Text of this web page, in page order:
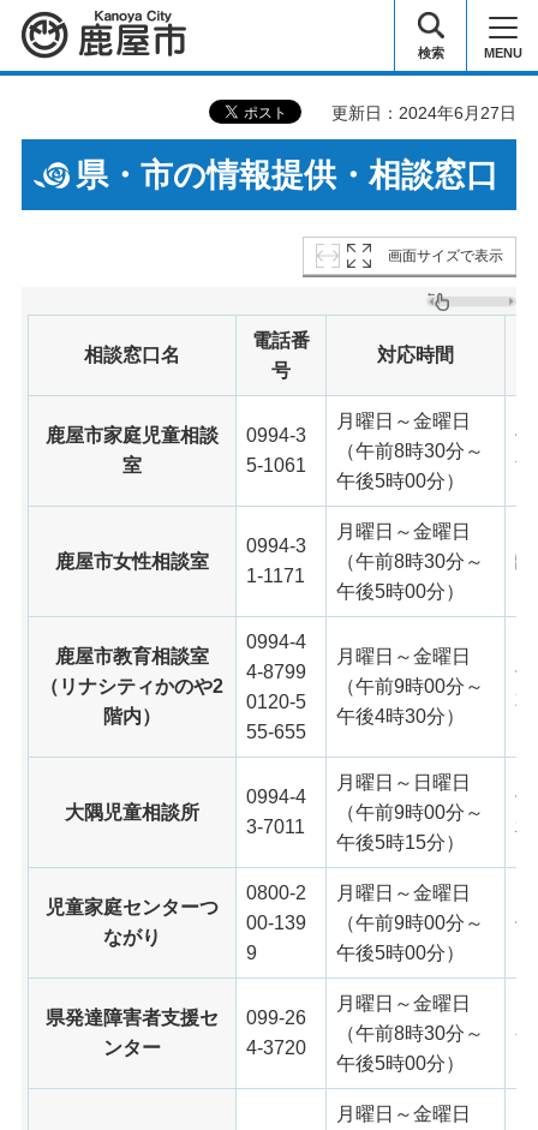
鹿屋市 検索 MENU
更新日：2024年6月27日
県・市の情報提供・相談窓口
画面サイズで表示
相談窓口名
電話番
号
対応時間
鹿屋市家庭児童相談
室
0994-3
5-1061
月曜日～金曜日
（午前8時30分～
午後5時00分）
子
す
鹿屋市女性相談室
0994-3
1-1171
月曜日～金曜日
（午前8時30分～
午後5時00分）
離
鹿屋市教育相談室
（リナシティかのや2
階内）
0994-4
4-8799
0120-5
55-655
月曜日～金曜日
（午前9時00分～
午後4時30分）
子
不
大隅児童相談所
0994-4
3-7011
月曜日～日曜日
（午前9時00分～
午後5時15分）
子
相
児童家庭センターつ
ながり
0800-2
00-139
9
月曜日～金曜日
（午前9時00分～
午後5時00分）
子
県発達障害者支援セ
ンター
099-26
4-3720
月曜日～金曜日
（午前8時30分～
午後5時00分）
発
月曜日～金曜日